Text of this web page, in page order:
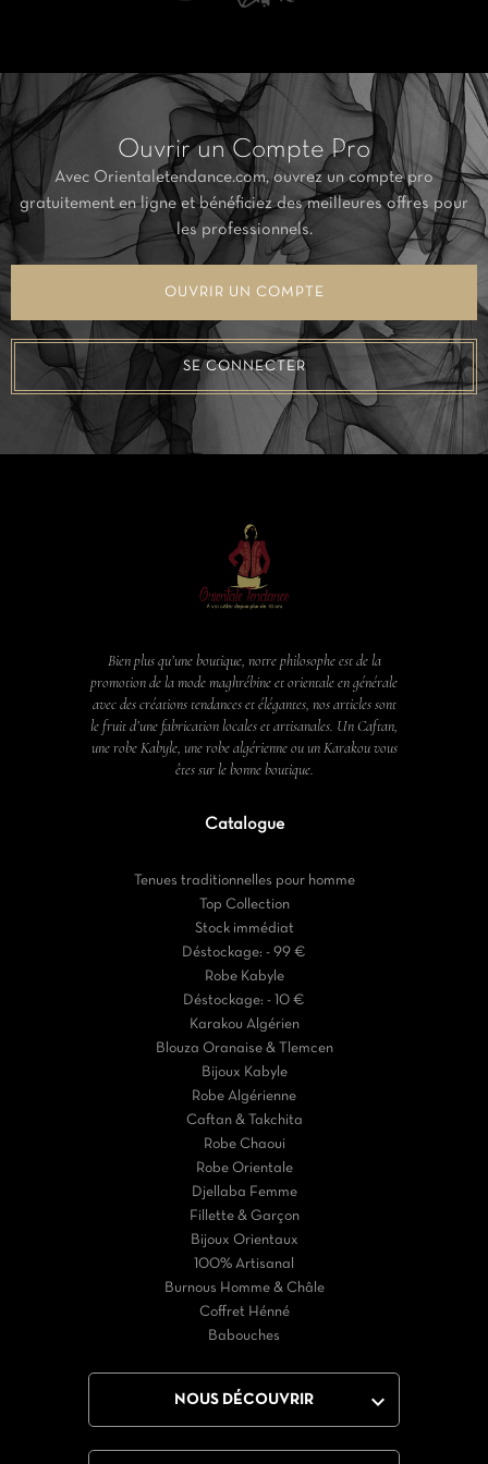
Ouvrir un Compte Pro
Avec Orientaletendance.com, ouvrez un compte pro
gratuitement en ligne et bénéficiez des meilleures offres pour
les professionnels.
OUVRIR UN COMPTE
SE CONNECTER
Bien plus qu’une boutique, notre philosophe est de la
promotion de la mode maghrébine et orientale en générale
avec des créations tendances et élégantes, nos articles sont
le fruit d’une fabrication locales et artisanales. Un Caftan,
une robe Kabyle, une robe algérienne ou un Karakou vous
êtes sur le bonne boutique.
Catalogue
Tenues traditionnelles pour homme
Top Collection
Stock immédiat
Déstockage: - 99 €
Robe Kabyle
Déstockage: - 10 €
Karakou Algérien
Blouza Oranaise & Tlemcen
Bijoux Kabyle
Robe Algérienne
Caftan & Takchita
Robe Chaoui
Robe Orientale
Djellaba Femme
Fillette & Garçon
Bijoux Orientaux
100% Artisanal
Burnous Homme & Châle
Coffret Hénné
Babouches
NOUS DÉCOUVRIR 